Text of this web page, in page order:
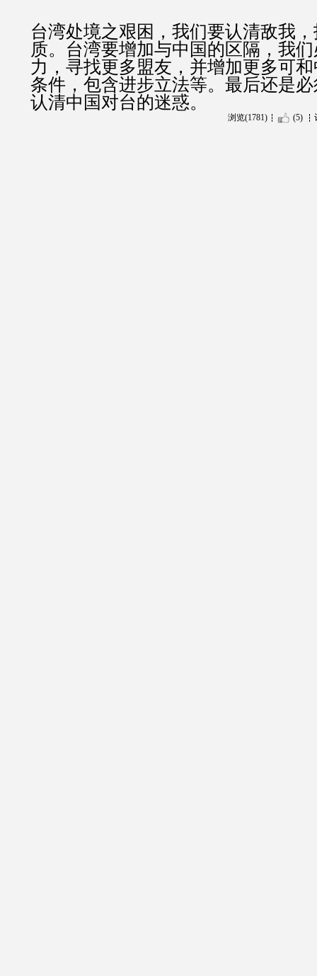
台湾处境之艰困，我们要认清敌我
质。台湾要增加与中国的区隔，我
力，寻找更多盟友，并增加更多可
条件，包含进步立法等。最后还是
认清中国对台的迷惑。
浏览(1781) (5)